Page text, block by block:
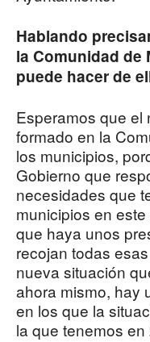
Hablando
la Comunidad de
puede hacer de
Esperamos que el
formado en la
los municipios,
Gobierno que
necesidades que
municipios en
que haya unos
recojan todas
nueva situación
ahora mismo, hay
en los que la
la que tenemos en